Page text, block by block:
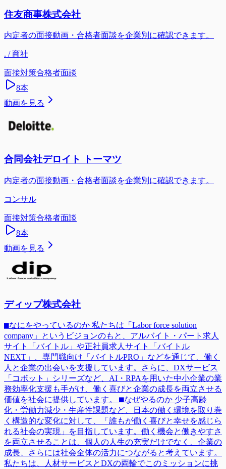
住友商事株式会社
内定者の面接動画・合格者面談を企業別に確認できます。
. / 商社
面接対策合格者面談
8本
動画を見る
合同会社デロイト トーマツ
内定者の面接動画・合格者面談を企業別に確認できます。
コンサル
面接対策合格者面談
8本
動画を見る
ディップ株式会社
⬛︎なにをやっているのか 私たちは「Labor force solution
company」というビジョンのもと、アルバイト・パート求人
サイト「バイトル」や正社員求人サイト「バイトル
NEXT」、専門職向け「バイトルPRO」などを通じて、働く
人と企業の出会いを支援しています。さらに、DXサービス
「コボット」シリーズなど、AI・RPAを用いた中小企業の業
務効率化支援も手がけ、働く喜びと企業の成長を両立させる
価値を社会に提供しています。 ⬛︎なぜやるのか 少子高齢
化・労働力減少・生産性課題など、日本の働く環境を取り巻
く構造的な変化に対して、「誰もが働く喜びと幸せを感じら
れる社会の実現」を目指しています。働く機会と働きやすさ
を両立させることは、個人の人生の充実だけでなく、企業の
成長、さらには社会全体の活力につながると考えています。
私たちは、人材サービスとDXの両輪でこのミッションに挑